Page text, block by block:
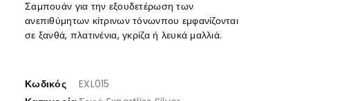
Σαμπουάν για την εξουδετέρωση των
ανεπιθύμητων κίτρινων τόνωνπου εμφανίζονται
σε ξανθά, πλατινένια, γκρίζα ή λευκά μαλλιά.
Κωδικός
EXL015